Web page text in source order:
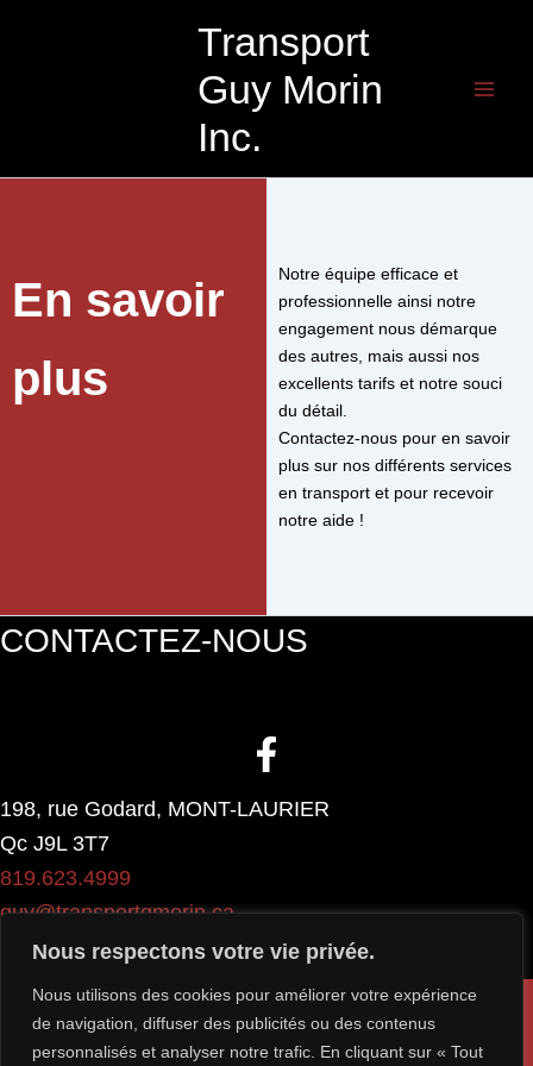
Nous respectons votre vie privée.
Nous utilisons des cookies pour améliorer votre expérience
de navigation, diffuser des publicités ou des contenus
personnalisés et analyser notre trafic. En cliquant sur « Tout
Transport
Guy Morin
Inc.
En savoir
plus
Notre équipe efficace et
professionnelle ainsi notre
engagement nous démarque
des autres, mais aussi nos
excellents tarifs et notre souci
du détail.
Contactez-nous pour en savoir
plus sur nos différents services
en transport et pour recevoir
notre aide !
CONTACTEZ-NOUS
198, rue Godard, MONT-LAURIER
Qc J9L 3T7
819.623.4999
guy@transportgmorin.ca
Politique de confidentialité
Conditions d'utilisation